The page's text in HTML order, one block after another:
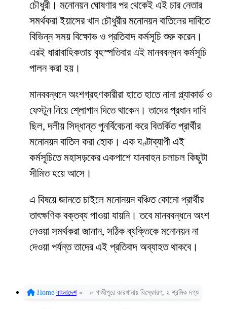
চৌধুরী। মনোনয়ন ঘোষণার পর থেকেই এই চার নেতার
সমর্থকরা ইয়াসের খান চৌধুরীর মনোনয়ন বাতিলের দাবিতে
বিভিন্ন সময় বিক্ষোভ ও প্রতিবাদ কর্মসূচি শুরু করেন।
এরই ধারাবাহিকতায় বৃহস্পতিবার এই মানববন্ধন কর্মসূচি
পালন করা হয়।
মানববন্ধনে অংশগ্রহণকারীরা হাতে হাতে নানা প্ল্যাকার্ড ও
ফেস্টুন নিয়ে শ্লোগান দিতে থাকেন। তাদের প্রধান দাবি
ছিল, দলীয় সিদ্ধান্ত পুনর্বিবেচনা করে বিতর্কিত প্রার্থীর
মনোনয়ন বাতিল করা হোক। এক ঘণ্টাব্যাপী এই
কর্মসূচিতে মহাসড়কের একপাশে যানবাহন চলাচল কিছুটা
সীমিত হয়ে আসে।
এ বিষয়ে জানতে চাইলে মনোনয়ন বঞ্চিত কোনো প্রার্থীর
তাৎক্ষণিক বক্তব্য পাওয়া যায়নি। তবে মানববন্ধনে অংশ
নেওয়া সমর্থকরা জানান, সঠিক ব্যক্তিকে মনোনয়ন না
দেওয়া পর্যন্ত তাদের এই প্রতিবাদ অব্যাহত থাকবে।
Home বাংলাদেশ » » গাজীপুরে কারখানায় বিস্ফোরণ, ২ শ্রমিক দগ্ধ